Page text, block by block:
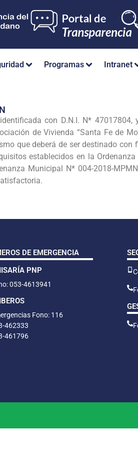
Programas Intranet
con D.N.I. N* 47017804,
de Vivienda “Santa Fe de
que deberá de ser destinado
establecidos en la
Municipal N* 004-2018-
DE EMERGENCIA
PNP
053-4613941
Fono: 116
462333
461796